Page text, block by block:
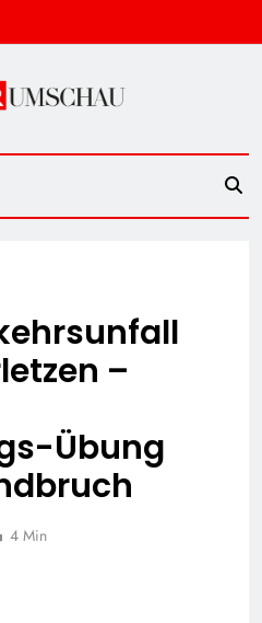
Umschau
–
Übung
4 Min